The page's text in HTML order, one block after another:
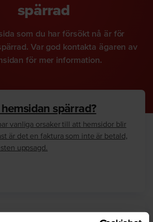
spärrad
som du har försökt nå är för
Var god kontakta ägaren av
för mer information.
spärrad?
vanliga orsaker till att hemsidor blir
är det en faktura som inte är betald,
uppsagd.